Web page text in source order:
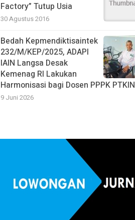
Factory” Tutup Usia
30 Agustus 2016
Bedah Kepmendiktisaintek
232/M/KEP/2025, ADAPI
IAIN Langsa Desak
Kemenag RI Lakukan
Harmonisasi bagi Dosen PPPK PTKIN
9 Juni 2026